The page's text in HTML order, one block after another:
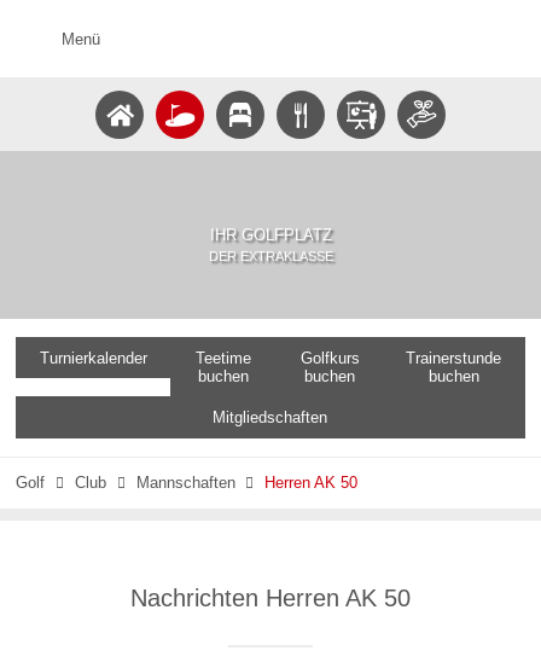
Menü
IHR GOLFPLATZ
DER EXTRAKLASSE
Turnierkalender
Teetime
buchen
Golfkurs
buchen
Trainerstunde
buchen
Mitgliedschaften
Golf  Club  Mannschaften  Herren AK 50
Nachrichten Herren AK 50